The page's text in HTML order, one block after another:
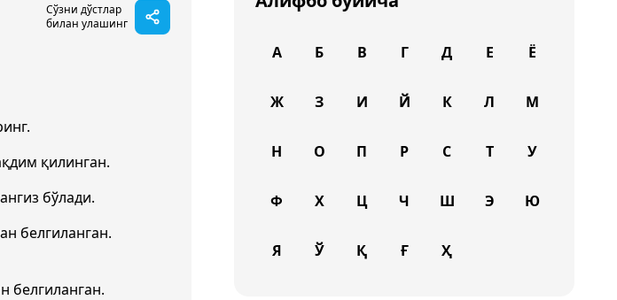
Сўзни дўстлар
билан улашинг
қилинган.
бўлади.
белгиланган.
белгиланган.
А Б В Г Д Е Ё
Ж З И Й К Л М
Н О П Р С Т У
Ф Х Ц Ч Ш Э Ю
Я Ў Қ Ғ Ҳ